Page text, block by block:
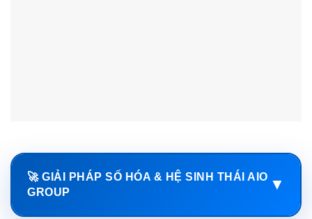
🚀 GIẢI PHÁP SỐ HÓA & HỆ SINH THÁI AIO
GROUP
▼